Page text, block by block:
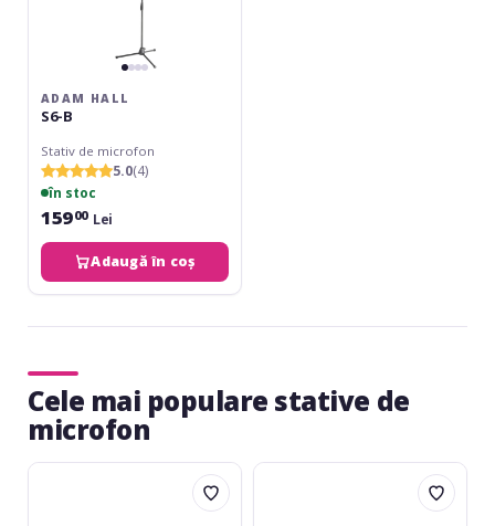
ADAM HALL
S6-B
Stativ de microfon
5.0(4)
în stoc
15900 Lei
Adaugă în coș
Cele mai populare stative de
microfon
Athletic
Gravity